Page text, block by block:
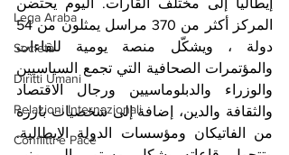
Lega Araba
Società
Diritti Umani
Relazioni Internazionali
Conflitti e Pace
المركز أكثر من 370 مراسل يمثلون من 54
دولة ، ويشكّل منصة يومية للقاءات
والثقافة والدين، إضافة إلى شخصيات بارزة
من الفاتيكان ومؤسسات الدولة الإيطالية.